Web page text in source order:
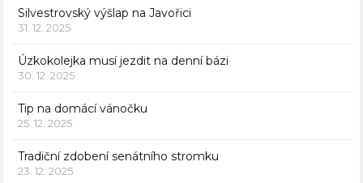
Silvestrovský výšlap na Javořici
31. 12. 2025
Úzkokolejka musí jezdit na denní bázi
30. 12. 2025
Tip na domácí vánočku
25. 12. 2025
Tradiční zdobení senátního stromku
23. 12. 2025